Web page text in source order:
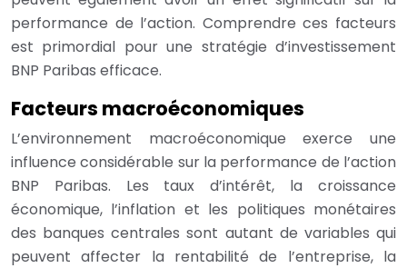
performance de l’action. Comprendre ces facteurs
est primordial pour une stratégie d’investissement
BNP Paribas efficace.
Facteurs macroéconomiques
L’environnement macroéconomique exerce une
influence considérable sur la performance de l’action
BNP Paribas. Les taux d’intérêt, la croissance
économique, l’inflation et les politiques monétaires
des banques centrales sont autant de variables qui
peuvent affecter la rentabilité de l’entreprise, la